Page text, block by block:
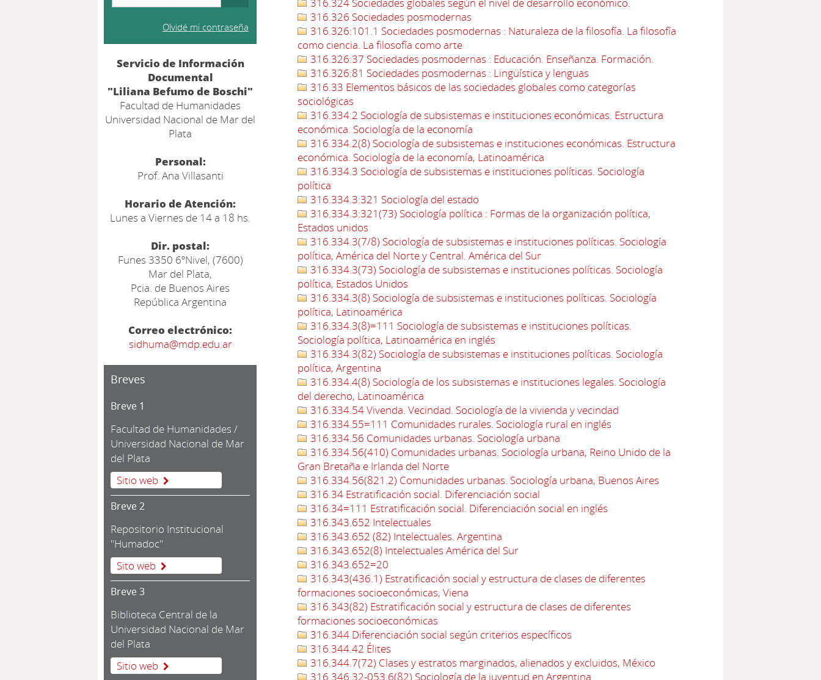
316.326 Sociedades posmodernas
316.326:101.1 Sociedades posmodernas : Naturaleza de la filosofía. La filosofía
como ciencia. La filosofía como arte
316.326:37 Sociedades posmodernas : Educación. Enseñanza. Formación.
316.326:81 Sociedades posmodernas : Lingüística y lenguas
316.33 Elementos básicos de las sociedades globales como categorías
sociológicas
316.334.2 Sociología de subsistemas e instituciones económicas. Estructura
económica. Sociología de la economía
316.334.2(8) Sociología de subsistemas e instituciones económicas. Estructura
económica. Sociología de la economía, Latinoamérica
316.334.3 Sociología de subsistemas e instituciones políticas. Sociología
política
316.334.3:321 Sociología del estado
316.334.3:321(73) Sociología política : Formas de la organización política,
Estados unidos
316.334.3(7/8) Sociología de subsistemas e instituciones políticas. Sociología
política, América del Norte y Central. América del Sur
316.334.3(73) Sociología de subsistemas e instituciones políticas. Sociología
política, Estados Unidos
316.334.3(8) Sociología de subsistemas e instituciones políticas. Sociología
política, Latinoamérica
316.334.3(8)=111 Sociología de subsistemas e instituciones políticas.
Sociología política, Latinoamérica en inglés
316.334.3(82) Sociología de subsistemas e instituciones políticas. Sociología
política, Argentina
316.334.4(8) Sociología de los subsistemas e instituciones legales. Sociología
del derecho, Latinoamérica
316.334.54 Vivenda. Vecindad. Sociología de la vivienda y vecindad
316.334.55=111 Comunidades rurales. Sociología rural en inglés
316.334.56 Comunidades urbanas. Sociología urbana
316.334.56(410) Comunidades urbanas. Sociología urbana, Reino Unido de la
Gran Bretaña e Irlanda del Norte
316.334.56(821.2) Comunidades urbanas. Sociología urbana, Buenos Aires
316.34 Estratificación social. Diferenciación social
316.34=111 Estratificación social. Diferenciación social en inglés
316.343.652 Intelectuales
316.343.652 (82) Intelectuales. Argentina
316.343.652(8) Intelectuales América del Sur
316.343.652=20
316.343(436.1) Estratificación social y estructura de clases de diferentes
formaciones socioeconómicas, Viena
316.343(82) Estratificación social y estructura de clases de diferentes
formaciones socioeconómicas
316.344 Diferenciación social según criterios específicos
316.344.42 Élites
316.344.7(72) Clases y estratos marginados, alienados y excluidos, México
316.346.32-053.6(82) Sociología de la juventud en Argentina
Olvidé mi contraseña
Servicio de Información
Documental
"Liliana Befumo de Boschi"
Facultad de Humanidades
Universidad Nacional de Mar del
Plata
Personal:
Prof. Ana Villasanti
Horario de Atención:
Lunes a Viernes de 14 a 18 hs.
Dir. postal:
Funes 3350 6ºNivel, (7600)
Mar del Plata,
Pcia. de Buenos Aires
República Argentina
Correo electrónico:
sidhuma@mdp.edu.ar
Breves
Breve 1
Facultad de Humanidades /
Universidad Nacional de Mar
del Plata
Sitio web
Breve 2
Repositorio Institucional
"Humadoc"
Sito web
Breve 3
Biblioteca Central de la
Universidad Nacional de Mar
del Plata
Sitio web